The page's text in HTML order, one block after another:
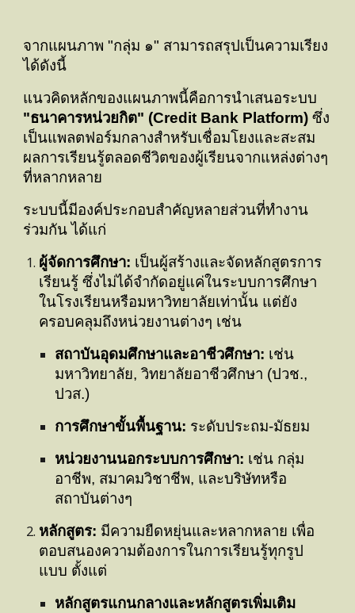
จากแผนภาพ "กลุ่ม ๑" สามารถสรุปเป็นความเรียง
ได้ดังนี้
แนวคิดหลักของแผนภาพนี้คือการนำเสนอระบบ
"ธนาคารหน่วยกิต" (Credit Bank Platform) ซึ่ง
เป็นแพลตฟอร์มกลางสำหรับเชื่อมโยงและสะสม
ผลการเรียนรู้ตลอดชีวิตของผู้เรียนจากแหล่งต่างๆ
ที่หลากหลาย
ระบบนี้มีองค์ประกอบสำคัญหลายส่วนที่ทำงาน
ร่วมกัน ได้แก่
ผู้จัดการศึกษา: เป็นผู้สร้างและจัดหลักสูตรการ
เรียนรู้ ซึ่งไม่ได้จำกัดอยู่แค่ในระบบการศึกษา
ในโรงเรียนหรือมหาวิทยาลัยเท่านั้น แต่ยัง
ครอบคลุมถึงหน่วยงานต่างๆ เช่น
สถาบันอุดมศึกษาและอาชีวศึกษา: เช่น
มหาวิทยาลัย, วิทยาลัยอาชีวศึกษา (ปวช.,
ปวส.)
การศึกษาขั้นพื้นฐาน: ระดับประถม-มัธยม
หน่วยงานนอกระบบการศึกษา: เช่น กลุ่ม
อาชีพ, สมาคมวิชาชีพ, และบริษัทหรือ
สถาบันต่างๆ
หลักสูตร: มีความยืดหยุ่นและหลากหลาย เพื่อ
ตอบสนองความต้องการในการเรียนรู้ทุกรูป
แบบ ตั้งแต่
หลักสูตรแกนกลางและหลักสูตรเพิ่มเติม